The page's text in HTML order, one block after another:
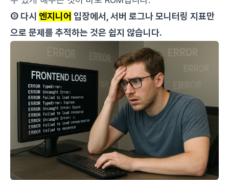
③ 다시 엔지니어 입장에서, 서버 로그나 모니터링 지표만
으로 문제를 추적하는 것은 쉽지 않습니다.